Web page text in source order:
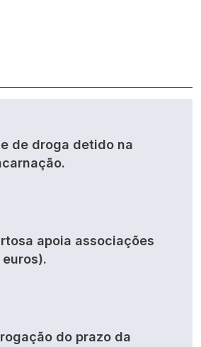
de droga detido na
apoia associações
do prazo da